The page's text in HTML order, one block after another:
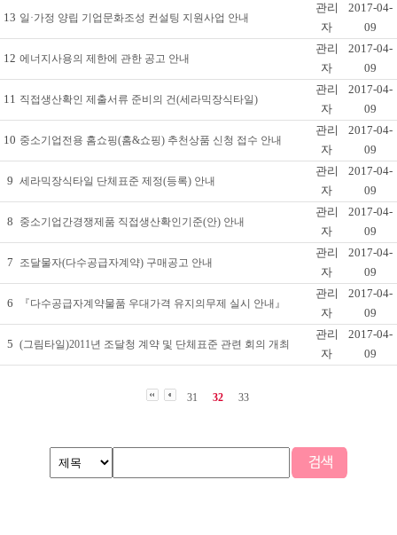
13 일·가정 양립 기업문화조성 컨설팅 지원사업 안내
관리
자
2017-04-
09
12 에너지사용의 제한에 관한 공고 안내
관리
자
2017-04-
09
11 직접생산확인 제출서류 준비의 건(세라믹장식타일)
관리
자
2017-04-
09
10 중소기업전용 홈쇼핑(홈&쇼핑) 추천상품 신청 접수 안내
관리
자
2017-04-
09
9 세라믹장식타일 단체표준 제정(등록) 안내
관리
자
2017-04-
09
8 중소기업간경쟁제품 직접생산확인기준(안) 안내
관리
자
2017-04-
09
7 조달물자(다수공급자계약) 구매공고 안내
관리
자
2017-04-
09
6 『다수공급자계약물품 우대가격 유지의무제 실시 안내』
관리
자
2017-04-
09
5 (그림타일)2011년 조달청 계약 및 단체표준 관련 회의 개최
관리
자
2017-04-
09
31 32 33